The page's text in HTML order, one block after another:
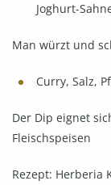
Joghurt-
Man würzt und
Curry, Salz,
Der Dip eignet
Fleischspeisen
Rezept: Herberia